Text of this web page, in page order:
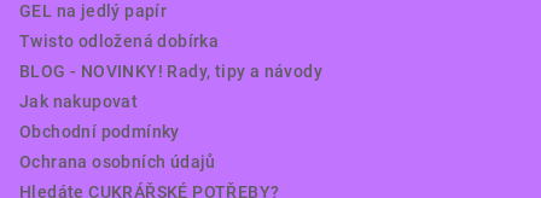
GEL na jedlý papír
Twisto odložená dobírka
BLOG - NOVINKY! Rady, tipy a návody
Jak nakupovat
Obchodní podmínky
Ochrana osobních údajů
Hledáte CUKRÁŘSKÉ POTŘEBY?